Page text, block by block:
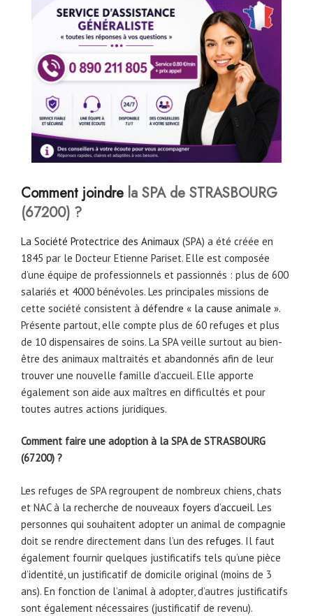
Comment joindre la SPA de STRASBOURG
(67200) ?
La Société Protectrice des Animaux (SPA) a été créée en
1845 par le Docteur Etienne Pariset. Elle est composée
d’une équipe de professionnels et passionnés : plus de 600
salariés et 4000 bénévoles. Les principales missions de
cette société consistent à défendre « la cause animale ».
Présente partout, elle compte plus de 60 refuges et plus
de 10 dispensaires de soins. La SPA veille surtout au bien-
être des animaux maltraités et abandonnés afin de leur
trouver une nouvelle famille d’accueil. Elle apporte
également son aide aux maîtres en difficultés et pour
toutes autres actions juridiques.
Comment faire une adoption à la SPA de STRASBOURG
(67200) ?
Les refuges de SPA regroupent de nombreux chiens, chats
et NAC à la recherche de nouveaux foyers d’accueil. Les
personnes qui souhaitent adopter un animal de compagnie
doit se rendre directement dans l’un des refuges. Il faut
également fournir quelques justificatifs tels qu’une pièce
d’identité, un justificatif de domicile original (moins de 3
ans). En fonction de l’animal à adopter, d’autres justificatifs
sont également nécessaires (justificatif de revenu).